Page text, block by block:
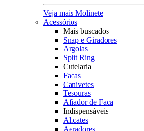
Veja mais Molinete
Acessórios
Mais buscados
Snap e Giradores
Argolas
Split Ring
Cutelaria
Facas
Canivetes
Tesouras
Afiador de Faca
Indispensáveis
Alicates
Aeradores